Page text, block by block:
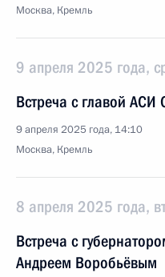
Москва, Кремль
9 апреля 2025 года,
Встреча с главой АСИ
9 апреля 2025 года, 14:10
Москва, Кремль
8 апреля 2025 года,
Встреча с
Андреем Воробьёвым